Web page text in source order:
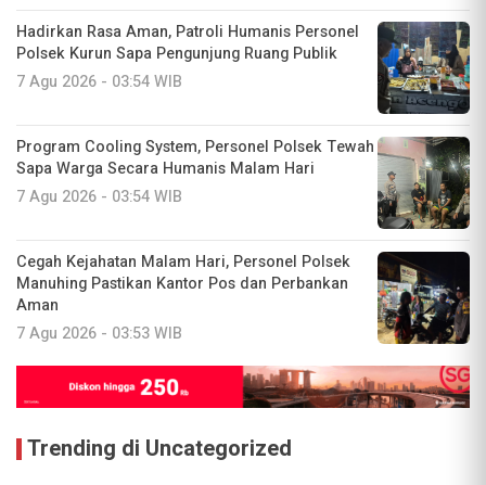
Hadirkan Rasa Aman, Patroli Humanis Personel
Polsek Kurun Sapa Pengunjung Ruang Publik
7 Agu 2026 - 03:54 WIB
Program Cooling System, Personel Polsek Tewah
Sapa Warga Secara Humanis Malam Hari
7 Agu 2026 - 03:54 WIB
Cegah Kejahatan Malam Hari, Personel Polsek
Manuhing Pastikan Kantor Pos dan Perbankan
Aman
7 Agu 2026 - 03:53 WIB
Trending di Uncategorized